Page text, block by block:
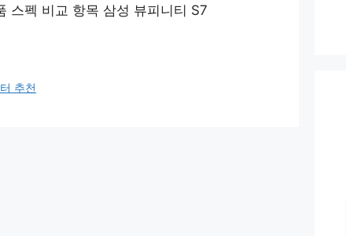
스펙 비교 항목 삼성 뷰피니티 S7
추천